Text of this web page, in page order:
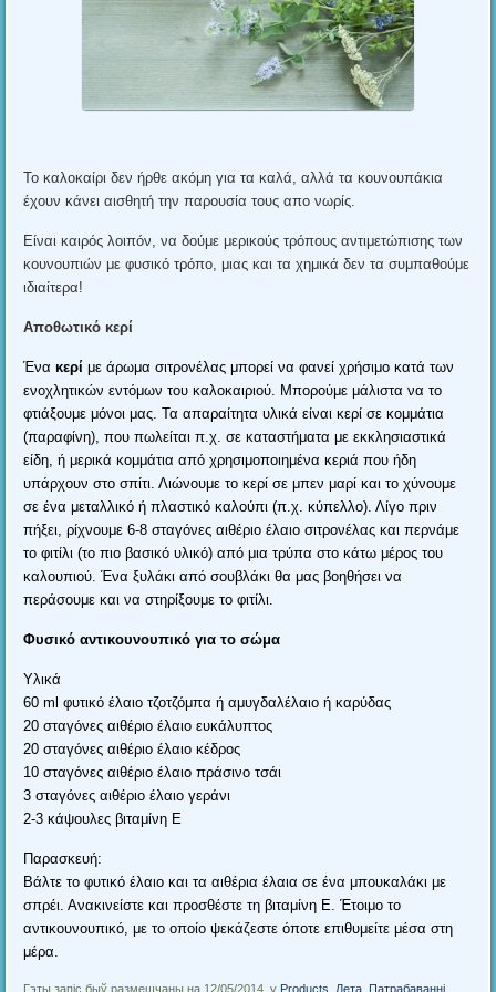
Το καλοκαίρι δεν ήρθε ακόμη για τα καλά,αλλά τα κουνουπάκια
έχουν κάνει αισθητή την παρουσία τους απο νωρίς.
Είναι καιρός λοιπόν,να δούμε μερικούς τρόπους αντιμετώπισης των
κουνουπιών με φυσικό τρόπο,μιας και τα χημικά δεν τα συμπαθούμε
ιδιαίτερα!
Αποθωτικό κερί
Ένα κερί με άρωμα σιτρονέλας μπορεί να φανεί χρήσιμο κατά των
ενοχλητικών εντόμων του καλοκαιριού. Μπορούμε μάλιστα να το
φτιάξουμε μόνοι μας.Τα απαραίτητα υλικά είναι κερί σε κομμάτια
(παραφίνη),που πωλείται π.χ.σε καταστήματα με εκκλησιαστικά
είδη,ή μερικά κομμάτια από χρησιμοποιημένα κεριά που ήδη
υπάρχουν στο σπίτι.Λιώνουμε το κερί σε μπεν μαρί και το χύνουμε
σε ένα μεταλλικό ή πλαστικό καλούπι (π.χ.κύπελλο).Λίγο πριν
πήξει,ρίχνουμε 6-8σταγόνες αιθέριο έλαιο σιτρονέλας και περνάμε
το φιτίλι (το πιο βασικό υλικό)από μια τρύπα στο κάτω μέρος του
καλουπιού.Ένα ξυλάκι από σουβλάκι θα μας βοηθήσει να
περάσουμε και να στηρίξουμε το φιτίλι.
Φυσικό αντικουνουπικό για το σώμα
Υλικά
60ml φυτικό έλαιο τζοτζόμπα ή αμυγδαλέλαιο ή καρύδας
20σταγόνες αιθέριο έλαιο ευκάλυπτος
20σταγόνες αιθέριο έλαιο κέδρος
10σταγόνες αιθέριο έλαιο πράσινο τσάι
3σταγόνες αιθέριο έλαιο γεράνι
2-3κάψουλες βιταμίνη Ε
Παρασκευή:
Βάλτε το φυτικό έλαιο και τα αιθέρια έλαια σε ένα μπουκαλάκι με
σπρέι.Ανακινείστε και προσθέστε τη βιταμίνη Ε.Έτοιμο το
αντικουνουπικό,με το οποίο ψεκάζεστε όποτε επιθυμείτε μέσα στη
μέρα.
Гэты запіс быў размешчаны на 12/05/2014, у Products Лета Патрабаванні